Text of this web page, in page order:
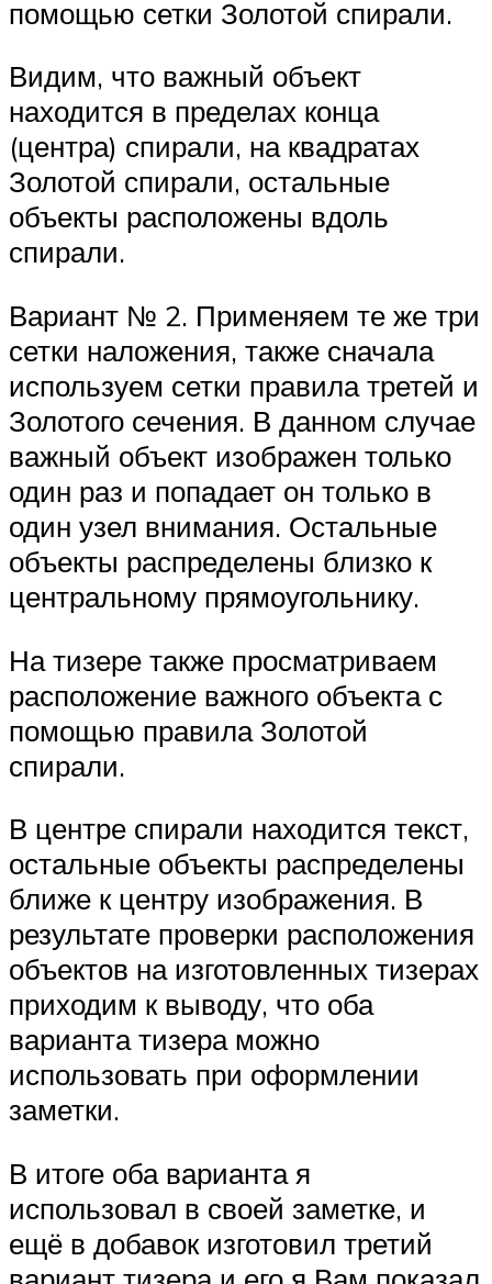
помощью сетки Золотой спирали.
Видим, что важный объект
находится в пределах конца
(центра) спирали, на квадратах
Золотой спирали, остальные
объекты расположены вдоль
спирали.
Вариант № 2. Применяем те же три
сетки наложения, также сначала
используем сетки правила третей и
Золотого сечения. В данном случае
важный объект изображен только
один раз и попадает он только в
один узел внимания. Остальные
объекты распределены близко к
центральному прямоугольнику.
На тизере также просматриваем
расположение важного объекта с
помощью правила Золотой
спирали.
В центре спирали находится текст,
остальные объекты распределены
ближе к центру изображения. В
результате проверки расположения
объектов на изготовленных тизерах
приходим к выводу, что оба
варианта тизера можно
использовать при оформлении
заметки.
В итоге оба варианта я
использовал в своей заметке, и
ещё в добавок изготовил третий